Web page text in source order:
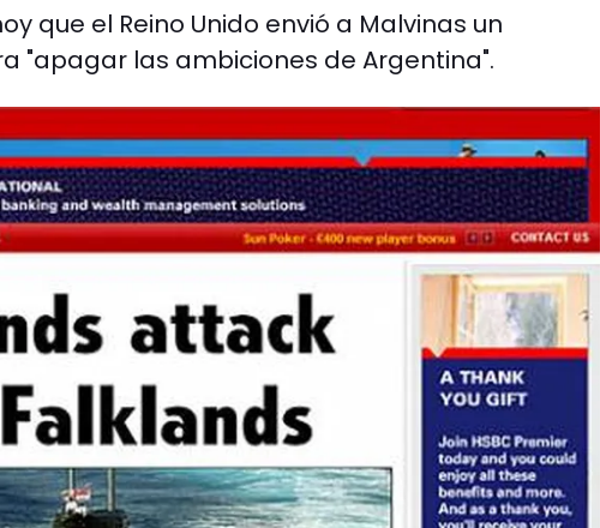
que el Reino Unido envió a Malvinas un
"apagar las ambiciones de Argentina".